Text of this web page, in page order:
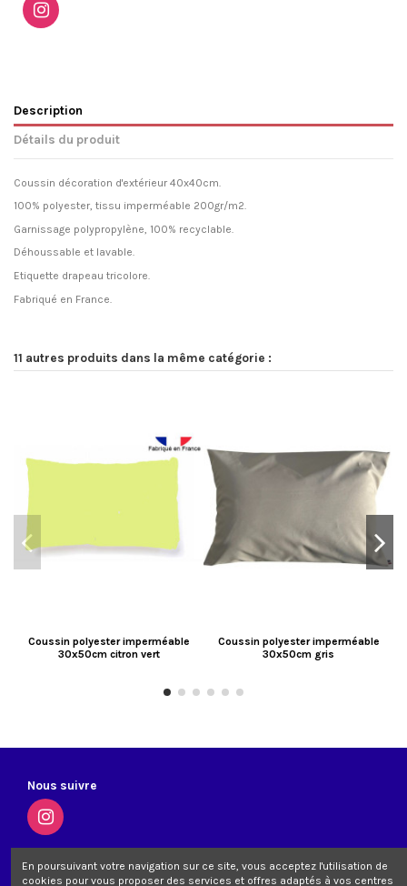
Description
Détails du produit
Coussin décoration d'extérieur 40x40cm.
100% polyester, tissu imperméable 200gr/m2.
Garnissage polypropylène, 100% recyclable.
Déhoussable et lavable.
Etiquette drapeau tricolore.
Fabriqué en France.
11 autres produits dans la même catégorie :
Coussin polyester imperméable
30x50cm citron vert
Coussin polyester imperméable
30x50cm gris
Nous suivre
A Propos
En poursuivant votre navigation sur ce site, vous acceptez l'utilisation de
cookies pour vous proposer des services et offres adaptés à vos centres